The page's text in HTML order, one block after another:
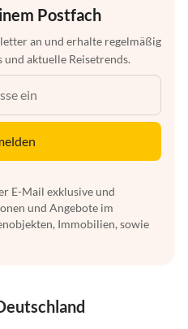
Postfach
an und erhalte regelmäßig
aktuelle Reisetrends.
E-Mail exklusive und
und Angebote im
Immobilien, sowie